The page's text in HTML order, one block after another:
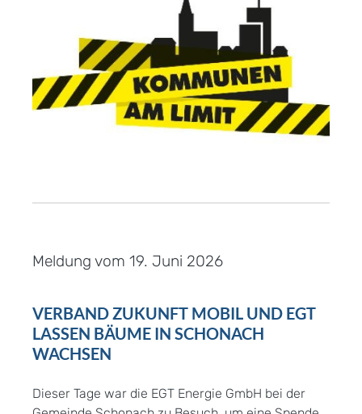
Meldung vom 19. Juni 2026
VERBAND ZUKUNFT MOBIL UND EGT
LASSEN BÄUME IN SCHONACH
WACHSEN
Dieser Tage war die EGT Energie GmbH bei der